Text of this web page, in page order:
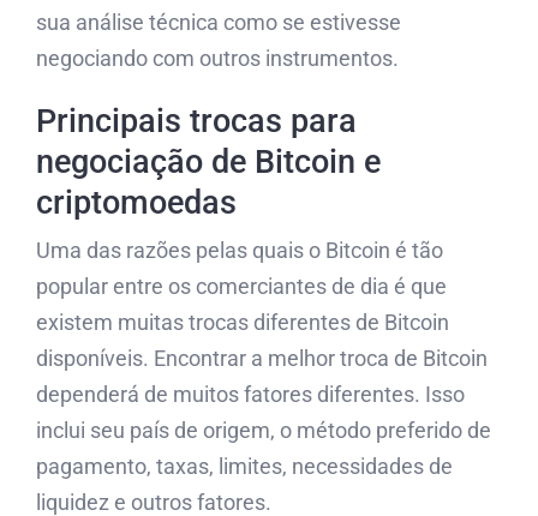
sua análise técnica como se estivesse
negociando com outros instrumentos.
Principais trocas para
negociação de Bitcoin e
criptomoedas
Uma das razões pelas quais o Bitcoin é tão
popular entre os comerciantes de dia é que
existem muitas trocas diferentes de Bitcoin
disponíveis. Encontrar a melhor troca de Bitcoin
dependerá de muitos fatores diferentes. Isso
inclui seu país de origem, o método preferido de
pagamento, taxas, limites, necessidades de
liquidez e outros fatores.